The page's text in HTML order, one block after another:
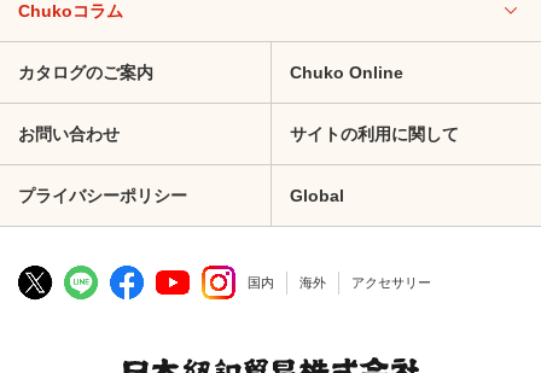
Chukoコラム
カタログのご案内 Chuko Online
お問い合わせ サイトの利用に関して
プライバシーポリシー Global
国内 海外 アクセサリー